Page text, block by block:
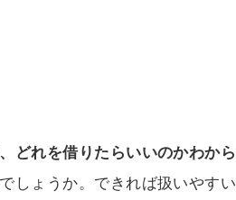
どれを借りたらいいのかわから
しょうか。できれば扱いやすい